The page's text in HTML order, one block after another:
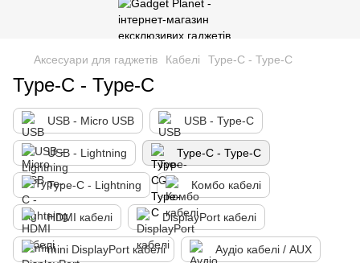
Аксесуари для гаджетів Кабелі Type-C - Type-C
Type-C - Type-C
USB - Micro USB USB - Type-C
USB - Lightning Type-C - Type-C
Type-C - Lightning Комбо кабелі
HDMI кабелі DisplayPort кабелі
mini DisplayPort кабелі Аудіо кабелі / AUX